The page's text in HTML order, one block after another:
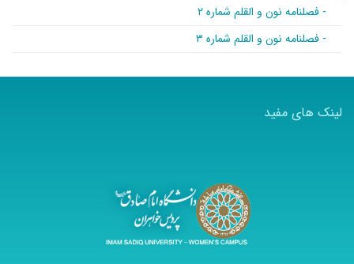
- فصلنامه نون و القلم شماره ۲
- فصلنامه نون و القلم شماره ۳
لینک های مفید